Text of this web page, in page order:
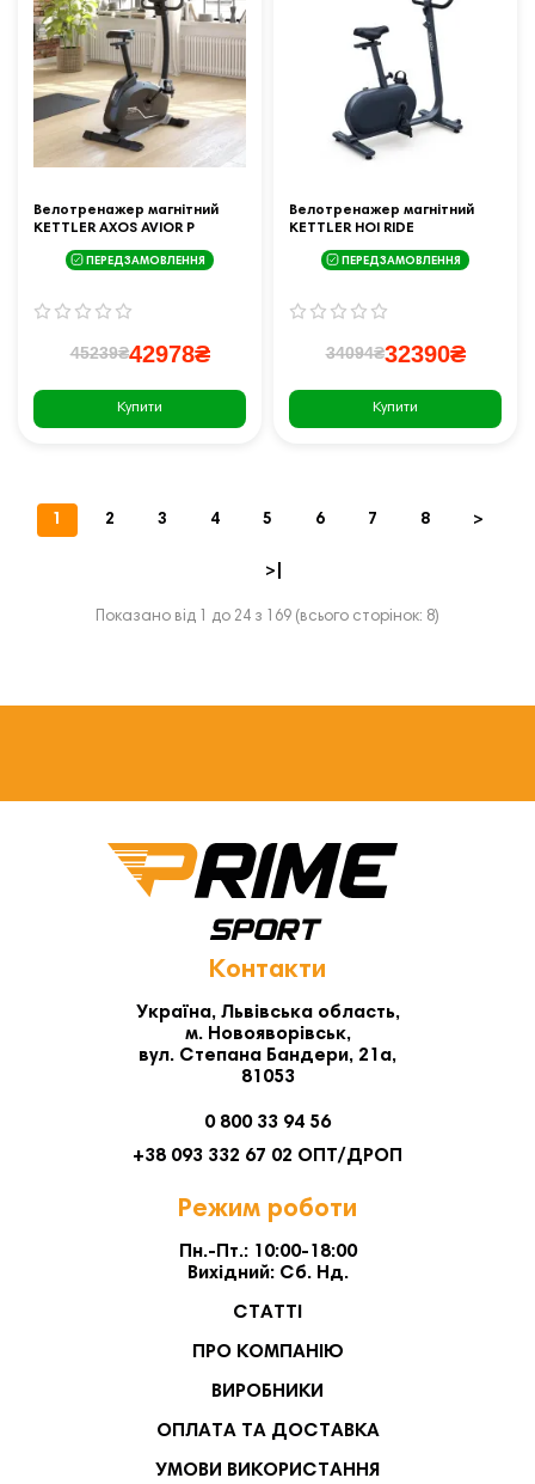
Велотренажер магнітний
KETTLER AXOS AVIOR P
ПЕРЕДЗАМОВЛЕННЯ
45239₴42978₴
Купити
Велотренажер магнітний
KETTLER HOI RIDE
ПЕРЕДЗАМОВЛЕННЯ
34094₴32390₴
Купити
1 2 3 4 5 6 7 8 >
>|
Показано від 1 до 24 з 169 (всього сторінок: 8)
Контакти
Україна, Львівська область,
м. Новояворівськ,
вул. Степана Бандери, 21а,
81053
0 800 33 94 56
+38 093 332 67 02 ОПТ/ДРОП
Режим роботи
Пн.-Пт.: 10:00-18:00
Вихідний: Сб. Нд.
СТАТТІ
ПРО КОМПАНІЮ
ВИРОБНИКИ
ОПЛАТА ТА ДОСТАВКА
УМОВИ ВИКОРИСТАННЯ